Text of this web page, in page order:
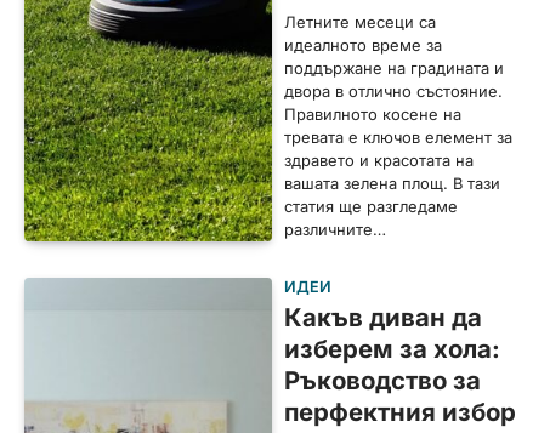
Летните месеци са
идеалното време за
поддържане на градината и
двора в отлично състояние.
Правилното косене на
тревата е ключов елемент за
здравето и красотата на
вашата зелена площ. В тази
статия ще разгледаме
различните…
ИДЕИ
Какъв диван да
изберем за хола:
Ръководство за
перфектния избор